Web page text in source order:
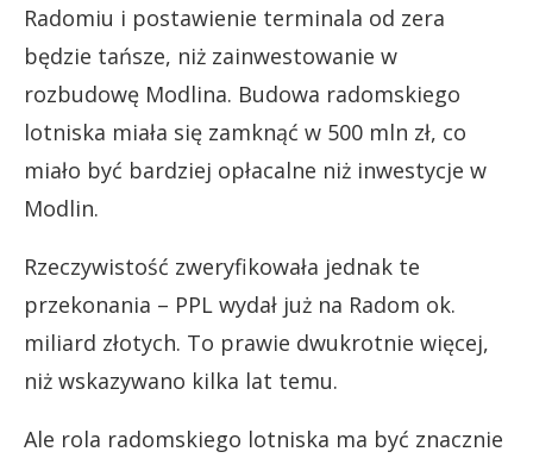
Radomiu i postawienie terminala od zera
będzie tańsze, niż zainwestowanie w
rozbudowę Modlina. Budowa radomskiego
lotniska miała się zamknąć w 500 mln zł, co
miało być bardziej opłacalne niż inwestycje w
Modlin.
Rzeczywistość zweryfikowała jednak te
przekonania – PPL wydał już na Radom ok.
miliard złotych. To prawie dwukrotnie więcej,
niż wskazywano kilka lat temu.
Ale rola radomskiego lotniska ma być znacznie